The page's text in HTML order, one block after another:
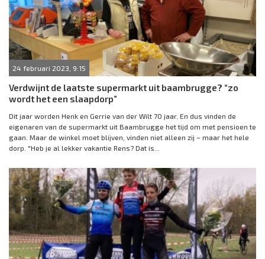
24 februari 2023, 9:15
Verdwijnt de laatste supermarkt uit baambrugge? “zo
wordt het een slaapdorp”
Dit jaar worden Henk en Gerrie van der Wilt 70 jaar. En dus vinden de
eigenaren van de supermarkt uit Baambrugge het tijd om met pensioen te
gaan. Maar de winkel moet blijven, vinden niet alleen zij – maar het hele
dorp. "Heb je al lekker vakantie Rens? Dat is...